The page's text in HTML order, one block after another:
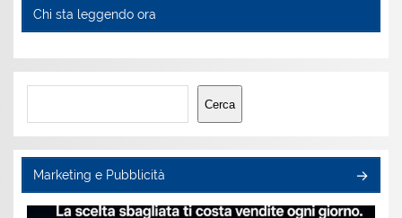
Chi sta leggendo ora
Cerca
Cerca
Marketing e Pubblicità